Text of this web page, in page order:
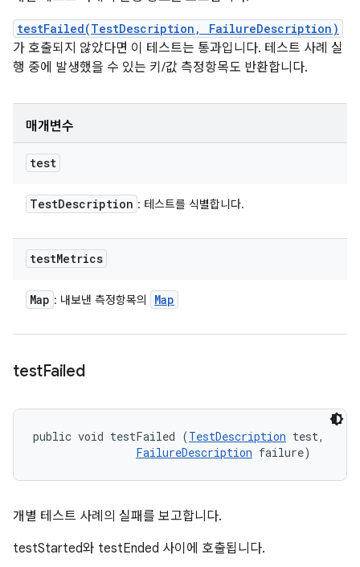
testFailed(TestDescription, FailureDescription)
가 호출되지 않았다면 이 테스트는 통과입니다. 테스트 사례 실
행 중에 발생했을 수 있는 키/값 측정항목도 반환합니다.
매개변수
test
TestDescription : 테스트를 식별합니다.
testMetrics
Map : 내보낸 측정항목의 Map
testFailed
public void testFailed (TestDescription test,
FailureDescription failure)
개별 테스트 사례의 실패를 보고합니다.
testStarted와 testEnded 사이에 호출됩니다.